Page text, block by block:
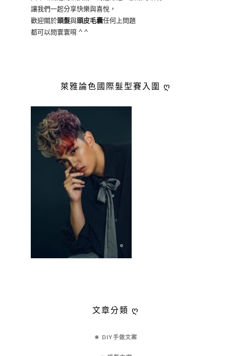
讓我們一起分享快樂與喜悅，
歡迎關於頭髮與頭皮毛囊任何上問題
都可以問寰寰唷 ^ ^
萊雅論色國際髮型賽入圍 ღ
文章分類 ღ
✵ DIY手做文案